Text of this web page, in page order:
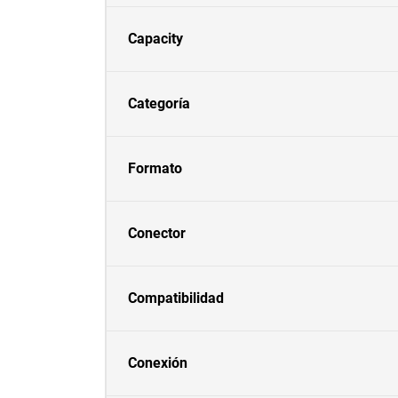
Capacity
Categoría
Formato
Conector
Compatibilidad
Conexión